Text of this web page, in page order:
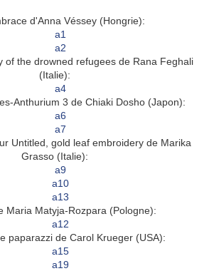
d'Anna Véssey (Hongrie):
of the drowned refugees de Rana Feghali
(Italie):
Anthurium 3 de Chiaki Dosho (Japon):
Untitled, gold leaf embroidery de Marika
Grasso (Italie):
Maria Matyja-Rozpara (Pologne):
paparazzi de Carol Krueger (USA):